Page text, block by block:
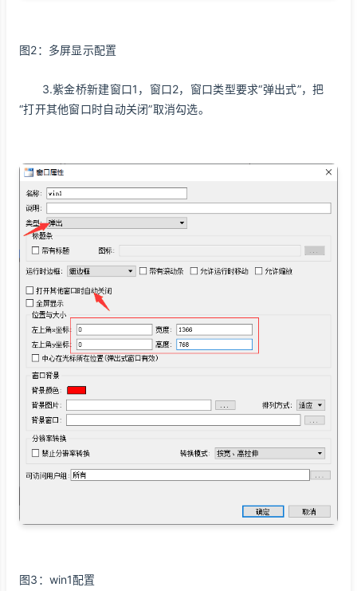
图2：多屏显示配置
3.紫金桥新建窗口1，窗口2，窗口类型要求“弹出式”，把
“打开其他窗口时自动关闭”取消勾选。
图3：win1配置